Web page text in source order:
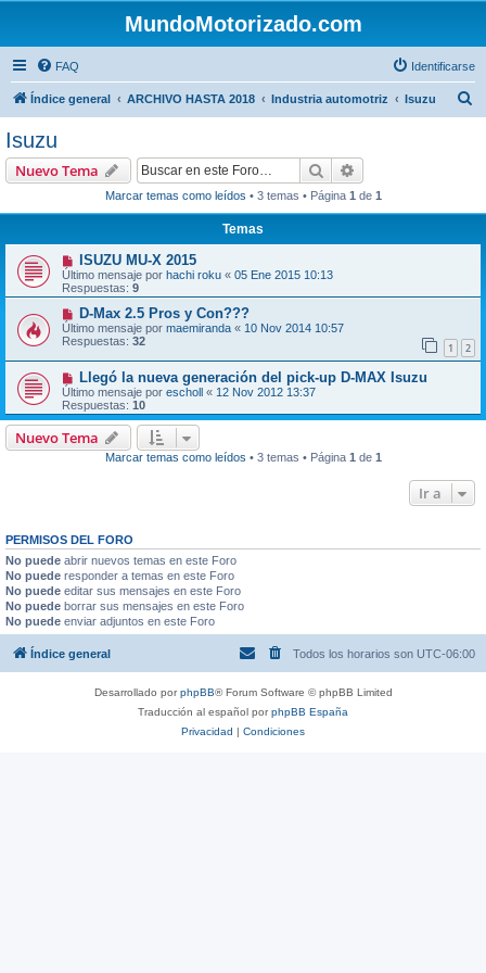
MundoMotorizado.com
FAQ Identificarse
Índice general ARCHIVO HASTA 2018 Industria automotriz Isuzu
Isuzu
Nuevo Tema Buscar
Marcar temas como leídos • 3 temas • Página 1 de 1
Temas
ISUZU MU-X 2015
Último mensaje por hachi roku « 05 Ene 2015 10:13
Respuestas: 9
D-Max 2.5 Pros y Con???
Último mensaje por maemiranda « 10 Nov 2014 10:57
Respuestas: 32 1 2
Llegó la nueva generación del pick-up D-MAX Isuzu
Último mensaje por escholl « 12 Nov 2012 13:37
Respuestas: 10
Nuevo Tema
Marcar temas como leídos • 3 temas • Página 1 de 1
Ir a
PERMISOS DEL FORO
No puede abrir nuevos temas en este Foro
No puede responder a temas en este Foro
No puede editar sus mensajes en este Foro
No puede borrar sus mensajes en este Foro
No puede enviar adjuntos en este Foro
Índice general Todos los horarios son UTC-06:00
Desarrollado porphpBB® Forum Software © phpBB Limited
Traducción al español porphpBB España
Privacidad | Condiciones